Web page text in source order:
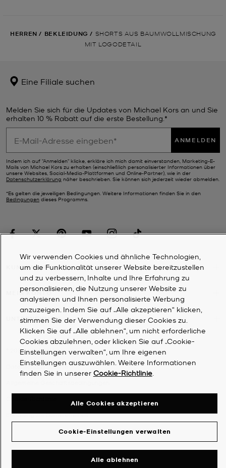
HERREN / BEKLEIDUNG / SHORTS AUS BAUMWOLLMISCHUNG
MIT LOGODETAIL
Eine Filiale suchen
Melden Sie sich für die Updates von Michael Kors an und Sie
erhalten 10 % Rabatt auf die erste Bestellung.*
ANMELDEN
Indem ich auf "Anmelden" klicke, erkläre ich mich damit einverstanden, Marketing-E-
Mails von Michael Kors zu erhalten (einschließlich personalisierter Informationen über
unsere Websites, Social-Media-Plattformen und Online-Partner), wie in der
Datenschutzerklärung näher beschrieben. Sie können sich jederzeit wieder abmelden.
*Es gelten die jeweiligen Bedingungen. Weitere Informationen finden Sie in den
Bedingungen dieses Programms.
KUNDENDIENST
MEIN KONTO
UNTERNEHMEN
2026Michael Kors
Datenschutzrichtlinie
Erklärung zur Barrierefreiheit
Wir verwenden Cookies und ähnliche Technologien,
um die Funktionalität unserer Website bereitzustellen
und zu verbessern, Inhalte und Ihre Erfahrung zu
personalisieren, die Nutzung unserer Website zu
analysieren und Ihnen personalisierte Werbung
anzuzeigen. Indem Sie auf „Alle akzeptieren“ klicken,
stimmen Sie der Verwendung dieser Cookies zu.
Klicken Sie auf „Alle ablehnen“, um nicht erforderliche
Cookies abzulehnen, oder klicken Sie auf „Cookie-
Einstellungen verwalten“, um Ihre eigenen
Einstellungen auszuwählen. Weitere Informationen
finden Sie in unserer Cookie-Richtlinie.
Cookie-Einstellungen verwalten
Alle ablehnen
Alle Cookies akzeptieren